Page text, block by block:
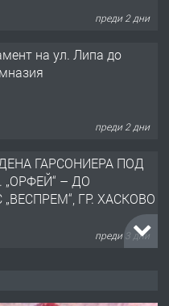
преди 2 дни
ГАРСОНИЕРА ПОД
– ДО
преди 3 дни
И
ТРИСТАЕН
В ЦЕНТЪРА НА ГР.
преди 4 дни